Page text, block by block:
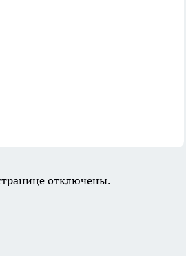
отключены.